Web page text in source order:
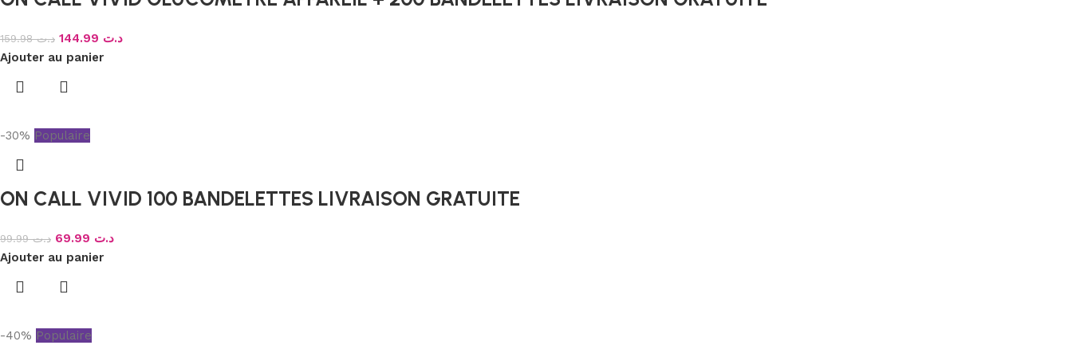
د.ت159.98 د.ت
Ajouter au panier
-30% Populaire
ON CALL VIVID 100 BANDELETTES LIVRAISON GRATUITE
د.ت99.99 د.ت
Ajouter au panier
-40% Populaire